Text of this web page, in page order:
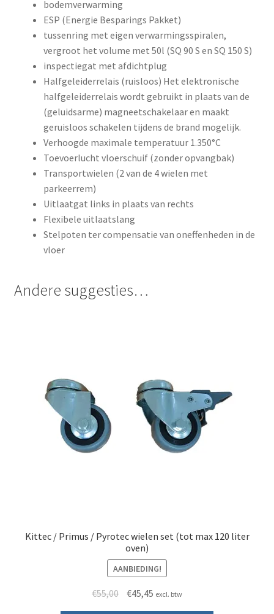
bodemverwarming
ESP (Energie Besparings Pakket)
tussenring met eigen verwarmingsspiralen,
vergroot het volume met 50l (SQ 90 S en SQ 150 S)
inspectiegat met afdichtplug
Halfgeleiderrelais (ruisloos) Het elektronische
halfgeleiderrelais wordt gebruikt in plaats van de
(geluidsarme) magneetschakelaar en maakt
geruisloos schakelen tijdens de brand mogelijk.
Verhoogde maximale temperatuur 1.350°C
Toevoerlucht vloerschuif (zonder opvangbak)
Transportwielen (2 van de 4 wielen met
parkeerrem)
Uitlaatgat links in plaats van rechts
Flexibele uitlaatslang
Stelpoten ter compensatie van oneffenheden in de
vloer
Andere suggesties…
Kittec / Primus / Pyrotec wielen set (tot max 120 liter
oven)
AANBIEDING!
€55,00 Oorspronkelijke prijs was: €55,00.
€45,45Huidige prijs is: €45,45.
excl. btw